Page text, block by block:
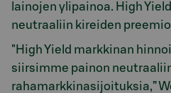
lainojen ylipainoa. High
neutraaliin kireiden
"High Yield markkinan
siirsimme painon
rahamarkkinasijoituksia,”